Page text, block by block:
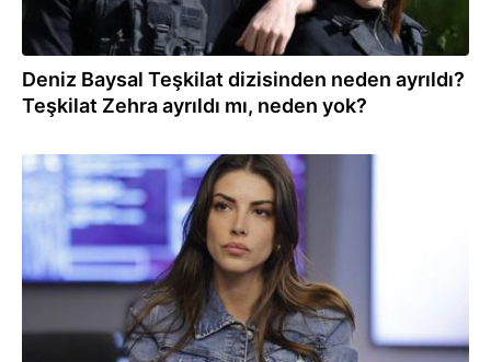
Deniz Baysal Teşkilat dizisinden neden ayrıldı?
Teşkilat Zehra ayrıldı mı, neden yok?
24.08.2023